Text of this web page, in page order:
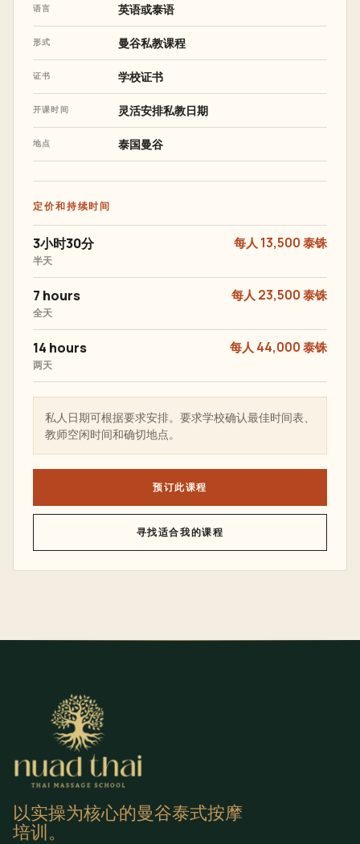
语言 英语或泰语
形式 曼谷私教课程
证书 学校证书
开课时间 灵活安排私教日期
地点 泰国曼谷
定价和持续时间
3小时30分
半天
每人 13,500 泰铢
7 hours
全天
每人 23,500 泰铢
14 hours
两天
每人 44,000 泰铢
私人日期可根据要求安排。要求学校确认最佳时间表、
教师空闲时间和确切地点。
预订此课程
寻找适合我的课程
以实操为核心的曼谷泰式按摩
培训。